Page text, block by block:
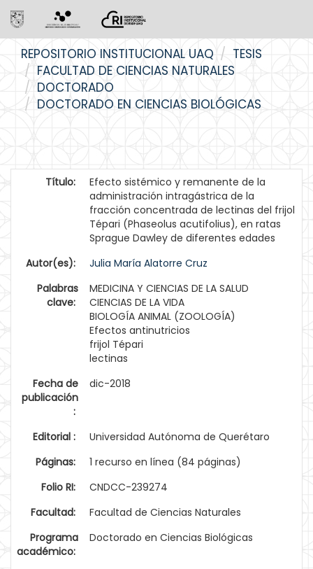
navigation
REPOSITORIO INSTITUCIONAL UAQ
TESIS
FACULTAD DE CIENCIAS NATURALES
DOCTORADO
DOCTORADO EN CIENCIAS BIOLÓGICAS
Título:
Efecto sistémico y remanente de la
administración intragástrica de la
fracción concentrada de lectinas del frijol
Tépari (Phaseolus acutifolius), en ratas
Sprague Dawley de diferentes edades
Autor(es):
Julia María Alatorre Cruz
Palabras
clave:
MEDICINA Y CIENCIAS DE LA SALUD
CIENCIAS DE LA VIDA
BIOLOGÍA ANIMAL (ZOOLOGÍA)
Efectos antinutricios
frijol Tépari
lectinas
Fecha de
publicación
:
dic-2018
Editorial :
Universidad Autónoma de Querétaro
Páginas:
1 recurso en línea (84 páginas)
Folio RI:
CNDCC-239274
Facultad:
Facultad de Ciencias Naturales
Programa
académico:
Doctorado en Ciencias Biológicas